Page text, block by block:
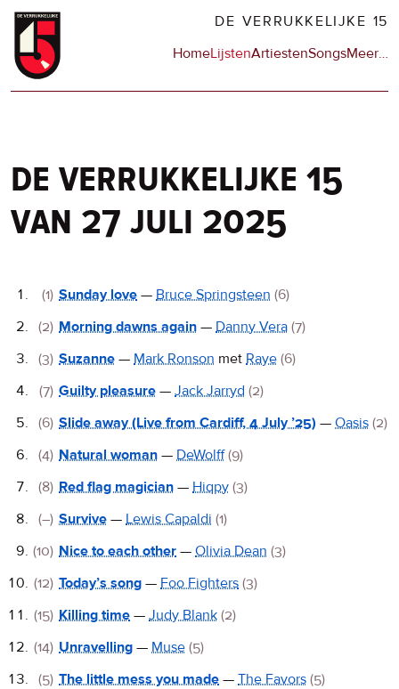
Overslaan
naar
DE VERRUKKELIJKE 15
Hoofdnavigatie
HomeLijstenArtiestenSongsMeerop
…
de verrukkelijke 15
van 27 juli 2025
De
Verrukkelijke
15
(1) Sunday love — Bruce Springsteen (6)
(2) Morning dawns again — Danny Vera (7)
(3) Suzanne — Mark Ronson met Raye (6)
(7) Guilty pleasure — Jack Jarryd (2)
(6) Slide away (Live from Cardiff, 4 July ’25) — Oasis (2)
(4) Natural woman — DeWolff (9)
(8) Red flag magician — Hiqpy (3)
(–) Survive — Lewis Capaldi (1)
(10) Nice to each other — Olivia Dean (3)
(12) Today’s song — Foo Fighters (3)
(15) Killing time — Judy Blank (2)
(14) Unravelling — Muse (5)
(5) The little mess you made — The Favors (5)